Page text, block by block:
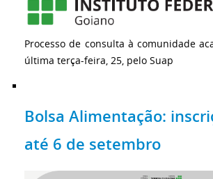
Processo de consulta à comunidade
última terça-feira, 25, pelo Suap
Bolsa Alimentação:
até 6 de setembro